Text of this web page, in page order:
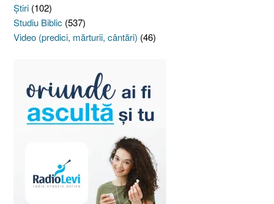
Ştiri (102)
Studiu Biblic (537)
Video (predici, mărturii, cântări) (46)